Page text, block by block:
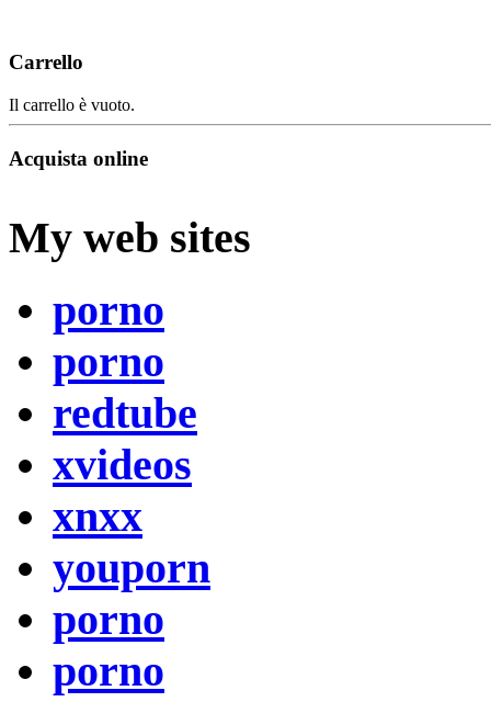
Carrello
Il carrello è vuoto.
Acquista online
My web sites
porno
porno
redtube
xvideos
xnxx
youporn
porno
porno